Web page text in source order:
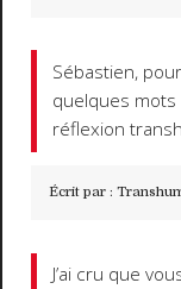
Sébastien,
quelques mots
réflexion
Écrit par :
J’ai cru que